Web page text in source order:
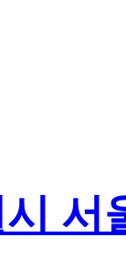
서